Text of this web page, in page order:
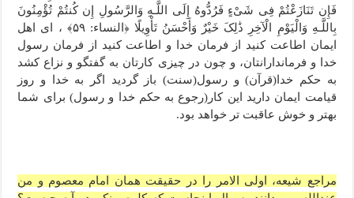
فَإِن تَنَازَعْتُمْ فِی شَیْءٍ فَرُ‌دُّوهُ إِلَى اللَّـهِ وَالرَّ‌سُولِ إِن کُنتُمْ تُؤْمِنُونَ
بِاللَّـهِ وَالْیَوْمِ الْآخِرِ‌ ذَٰلِکَ خَیْرٌ‌ وَأَحْسَنُ تَأْوِیلًا ﴿النساء: ۵٩﴾ ،
ای اهل
ایمان اطاعت کنید از فرمان خدا و اطاعت کنید از فرمان رسول
خدا و فرماندارانتان، و چون در چیزی کارتان به گفتگو و نزاع کشد
به حکم خدا(قرآن) و رسول(سنت) باز گردید اگر به خدا و روز
قیامت ایمان دارید این کار(رجوع به حکم خدا و رسول) برای شما
بهتر و خوش عاقبت تر خواهد بود.
مراجع شیعه، اولی الامر را در حقیقت همان امام معصوم و من